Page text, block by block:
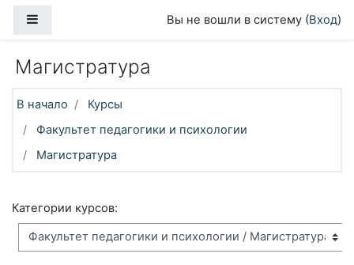
Вы не вошли в систему (Вход)
Магистратура
В начало
Курсы
Факультет педагогики и психологии
Магистратура
Категории курсов: